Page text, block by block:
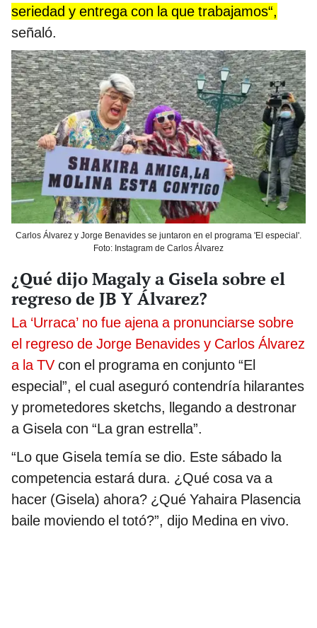
seriedad y entrega con la que trabajamos“,
señaló.
Carlos Álvarez y Jorge Benavides se juntaron en el programa 'El especial'.
Foto: Instagram de Carlos Álvarez
¿Qué dijo Magaly a Gisela sobre el
regreso de JB Y Álvarez?
La ‘Urraca’ no fue ajena a pronunciarse sobre
el regreso de Jorge Benavides y Carlos Álvarez
a la TV con el programa en conjunto “El
especial”, el cual aseguró contendría hilarantes
y prometedores sketchs, llegando a destronar
a Gisela con “La gran estrella”.
“Lo que Gisela temía se dio. Este sábado la
competencia estará dura. ¿Qué cosa va a
hacer (Gisela) ahora? ¿Qué Yahaira Plasencia
baile moviendo el totó?”, dijo Medina en vivo.